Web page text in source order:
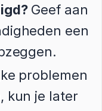
Geef aan
een
problemen
kun je later